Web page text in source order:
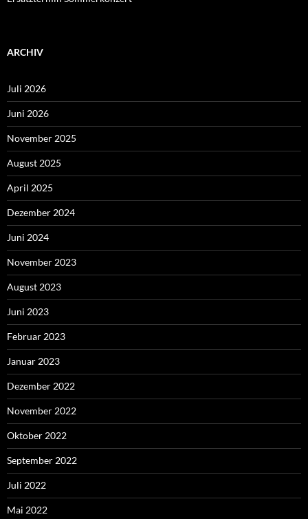
ARCHIV
Juli 2026
Juni 2026
November 2025
August 2025
April 2025
Dezember 2024
Juni 2024
November 2023
August 2023
Juni 2023
Februar 2023
Januar 2023
Dezember 2022
November 2022
Oktober 2022
September 2022
Juli 2022
Mai 2022